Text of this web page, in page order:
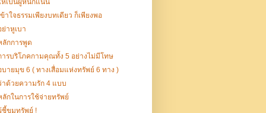
ห้เป็นผู้หนักแน่น
ข้าใจธรรมเพียงบทเดียว ก็เพียงพอ
ย่าหูเบา
ลักการพูด
ารบริโภคกามคุณทั้ง 5 อย่างไม่มีโทษ
บายมุข 6 ( ทางเสื่อมแห่งทรัพย์ 6 ทาง )
าด้วยความรัก 4 แบบ
ลักในการใช้จ่ายทรัพย์
ชี้ขุมทรัพย์ !